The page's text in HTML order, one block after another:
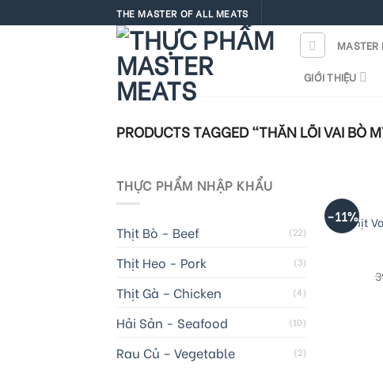
to
THE MASTER OF ALL MEATS
MASTER
GIỚI THIỆU
PRODUCTS TAGGED “THĂN LÕI VAI BÒ
THỰC PHẨM NHẬP KHẨU
Thịt Bò - Beef (22)
Thịt Heo - Pork (3)
Thịt Gà – Chicken (4)
Hải Sản - Seafood (10)
Rau Củ – Vegetable (2)
-11%Thịt